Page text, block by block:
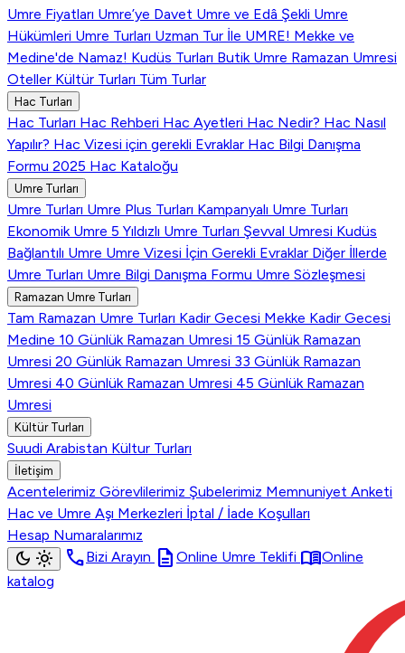
Umre Fiyatları Umre’ye Davet Umre ve Edâ Şekli Umre
Hükümleri Umre Turları Uzman Tur İle UMRE! Mekke ve
Medine'de Namaz! Kudüs Turları Butik Umre Ramazan Umresi
Oteller Kültür Turları Tüm Turlar
Hac Turları
Hac Turları Hac Rehberi Hac Ayetleri Hac Nedir? Hac Nasıl
Yapılır? Hac Vizesi için gerekli Evraklar Hac Bilgi Danışma
Formu 2025 Hac Kataloğu
Umre Turları
Umre Turları Umre Plus Turları Kampanyalı Umre Turları
Ekonomik Umre 5 Yıldızlı Umre Turları Şevval Umresi Kudüs
Bağlantılı Umre Umre Vizesi İçin Gerekli Evraklar Diğer İllerde
Umre Turları Umre Bilgi Danışma Formu Umre Sözleşmesi
Ramazan Umre Turları
Tam Ramazan Umre Turları Kadir Gecesi Mekke Kadir Gecesi
Medine 10 Günlük Ramazan Umresi 15 Günlük Ramazan
Umresi 20 Günlük Ramazan Umresi 33 Günlük Ramazan
Umresi 40 Günlük Ramazan Umresi 45 Günlük Ramazan
Umresi
Kültür Turları
Suudi Arabistan Kültur Turları
İletişim
Acentelerimiz Görevlilerimiz Şubelerimiz Memnuniyet Anketi
Hac ve Umre Aşı Merkezleri İptal / İade Koşulları
Hesap Numaralarımız
dark_mode light_mode callBizi Arayın description Online Umre Teklifi menu_bookOnline
katalog